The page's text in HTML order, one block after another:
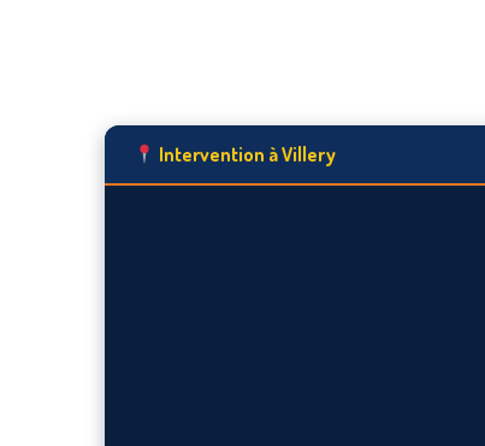
Intervention à Villery